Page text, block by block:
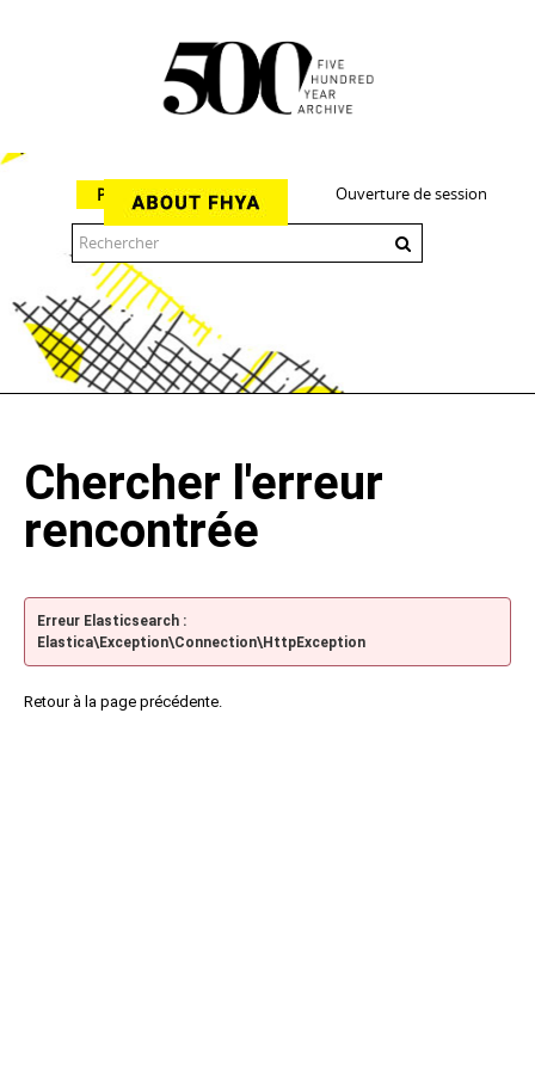
Ouverture de session
Parcourir
Chercher l'erreur
rencontrée
Erreur Elasticsearch :
Elastica\Exception\Connection\HttpException
Retour à la page précédente.